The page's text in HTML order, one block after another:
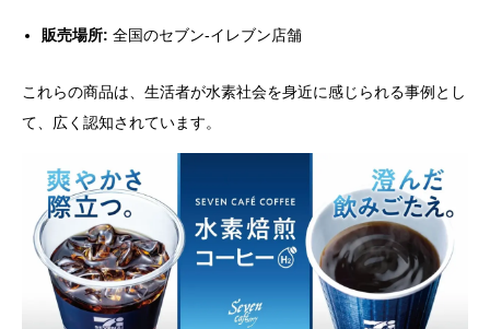
販売場所: 全国のセブン-イレブン店舗
これらの商品は、生活者が水素社会を身近に感じられる事例とし
て、広く認知されています。